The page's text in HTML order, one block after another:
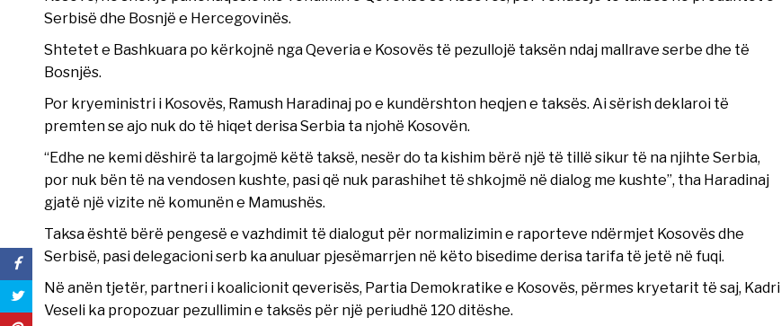
Serbisë dhe Bosnjë e Hercegovinës.
Shtetet e Bashkuara po kërkojnë nga Qeveria e Kosovës të pezullojë taksën ndaj mallrave serbe dhe të
Bosnjës.
Por kryeministri i Kosovës, Ramush Haradinaj po e kundërshton heqjen e taksës. Ai sërish deklaroi të
premten se ajo nuk do të hiqet derisa Serbia ta njohë Kosovën.​
“Edhe ne kemi dëshirë ta largojmë këtë taksë, nesër do ta kishim bërë një të tillë sikur të na njihte Serbia,
por nuk bën të na vendosen kushte, pasi që nuk parashihet të shkojmë në dialog me kushte”, tha Haradinaj
gjatë një vizite në komunën e Mamushës.
Taksa është bërë pengesë e vazhdimit të dialogut për normalizimin e raporteve ndërmjet Kosovës dhe
Serbisë, pasi delegacioni serb ka anuluar pjesëmarrjen në këto bisedime derisa tarifa të jetë në fuqi.
Në anën tjetër, partneri i koalicionit qeverisës, Partia Demokratike e Kosovës, përmes kryetarit të saj, Kadri
Veseli ka propozuar pezullimin e taksës për një periudhë 120 ditëshe.